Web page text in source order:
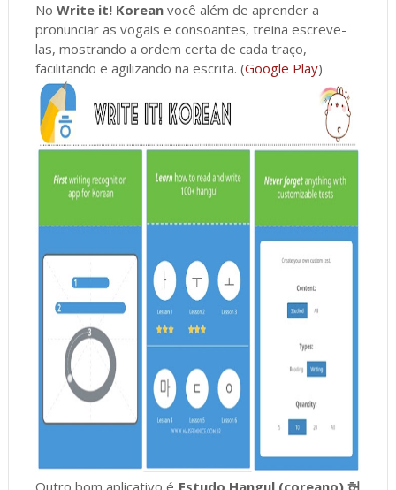
No Write it! Koreanvocê além de aprender a
pronunciar as vogais e consoantes, treina escreve-
las, mostrando a ordem certa de cada traço,
facilitando e agilizando na escrita. (Google Play)